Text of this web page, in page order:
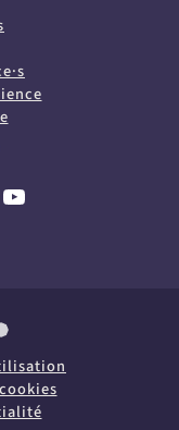
YouTube(opens in a new tab)